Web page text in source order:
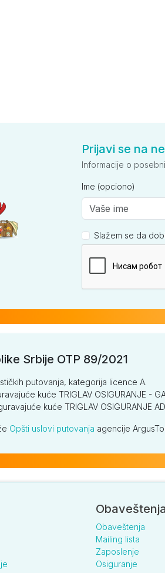
Prijavi se na
Informacije o
Ime (opciono)
Slažem se da
Srbije OTP 89/2021
putovanja, kategorija licence A.
kuće TRIGLAV OSIGURANJE -
kuće TRIGLAV OSIGURANJE
Opšti uslovi putovanja agencije
Obaveštenja
Mailing lista
Zaposlenje
Osiguranje